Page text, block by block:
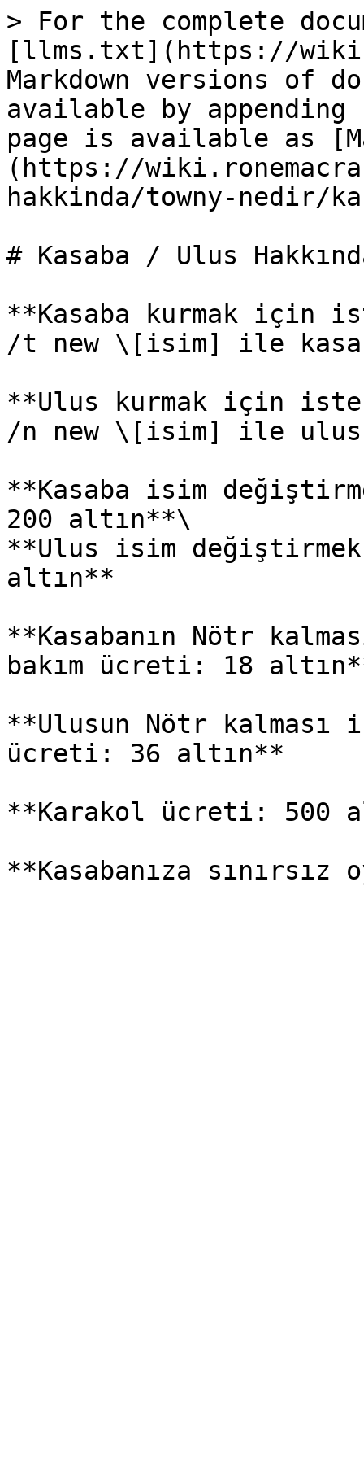
> For the complete
[llms.txt](https://
Markdown versions of
available by
page is available as
(https://
hakkinda/towny-nedir/
# Kasaba / Ulus
**Kasaba kurmak için
/t new \[isim] ile
**Ulus kurmak için
/n new \[isim] ile
**Kasaba isim
200 altın**\
**Ulus isim
altın**
**Kasabanın Nötr
bakım ücreti: 18
**Ulusun Nötr kalması
ücreti: 36 altın**
**Karakol ücreti: 500